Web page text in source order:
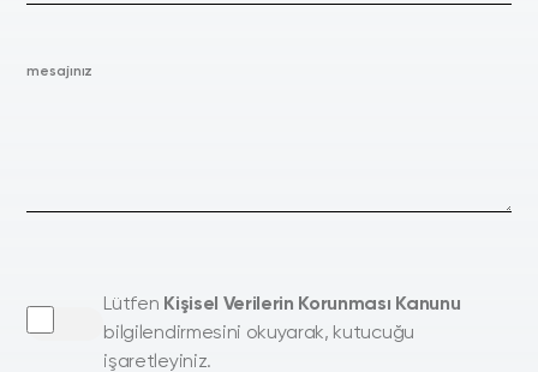
mesajınız
Lütfen Kişisel Verilerin Korunması Kanunu
bilgilendirmesini okuyarak, kutucuğu
işaretleyiniz.